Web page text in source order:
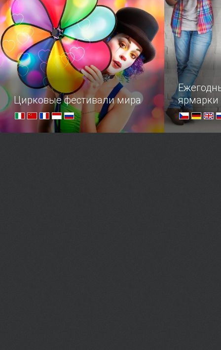
заявить
голодных
Цирковые фестивали мира
ярмарки